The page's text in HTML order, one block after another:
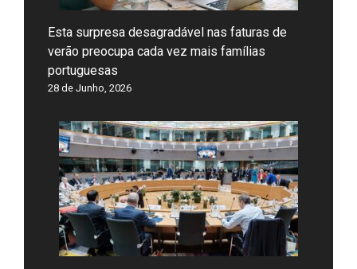
Esta surpresa desagradável nas faturas de
verão preocupa cada vez mais famílias
portuguesas
28 de Junho, 2026